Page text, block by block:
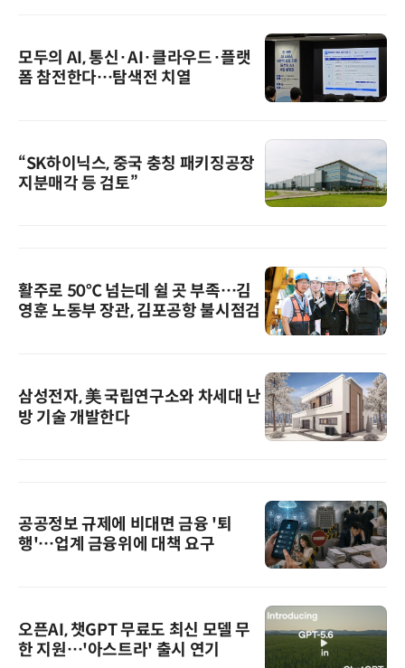
모두의 AI, 통신·AI·클라우드·플랫
폼 참전한다…탐색전 치열
“SK하이닉스, 중국 충칭 패키징공장
지분매각 등 검토”
활주로 50℃ 넘는데 쉴 곳 부족…김
영훈 노동부 장관, 김포공항 불시점검
삼성전자, 美 국립연구소와 차세대 난
방 기술 개발한다
공공정보 규제에 비대면 금융 '퇴
행'…업계 금융위에 대책 요구
오픈AI, 챗GPT 무료도 최신 모델 무
한 지원…'아스트라' 출시 연기